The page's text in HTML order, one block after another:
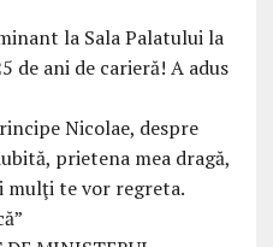
la Sala Palatului la
de ani de carieră! A adus
Nicolae, despre
prietena mea dragă,
mulţi te vor regreta.